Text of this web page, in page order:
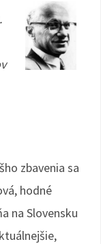
o b
e
zbavenia sa
hodné
na Slovensku